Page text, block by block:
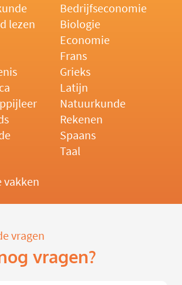
Bedrijfseconomie
lezen
Biologie
Economie
Frans
Grieks
Latijn
Natuurkunde
Rekenen
Spaans
Taal
vakken
vragen
vragen?